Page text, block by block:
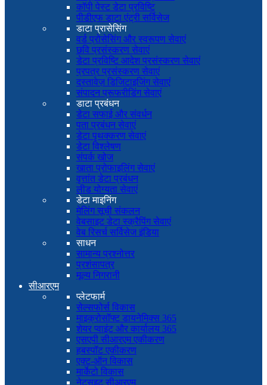
कॉपी पेस्ट डेटा प्रविष्टि
पीडीएफ डाटा एंट्री सर्विसेज
डाटा प्रासेसिंग
वर्ड प्रोसेसिंग और स्वरूपण सेवाएं
छवि प्रसंस्करण सेवाएं
डेटा प्रविष्टि आदेश प्रसंस्करण सेवाएं
प्रपत्र प्रसंस्करण सेवाएं
दस्तावेज़ डिजिटाइजिंग सेवाएं
संपादन प्रूफरीडिंग सेवाएं
डाटा प्रबंधन
डेटा सफाई और संवर्धन
पता प्रबंधन सेवाएं
डेटा पृथक्करण सेवाएं
डेटा विश्लेषण
संपर्क खोज
खाता प्रोफाइलिंग सेवाएं
वृत्तांत डेटा प्रबंधन
लीड योग्यता सेवाएं
डेटा माइनिंग
मेलिंग सूची संकलन
वेबसाइट डेटा स्क्रैपिंग सेवाएं
वेब रिसर्च सर्विसेज इंडिया
साधन
सामान्य प्रश्नोत्तर
प्रशंसापत्र
मूल्य निगरानी
सीआरएम
प्लेटफार्म
सेल्सफोर्स विकास
माइक्रोसॉफ्ट डायनेमिक्स 365
शेयर प्वाइंट और कार्यालय 365
एसएपी सीआरएम एकीकरण
हबस्पॉट एकीकरण
एक्ट-ऑन विकास
मार्केटो विकास
नेटसुइट सीआरएम